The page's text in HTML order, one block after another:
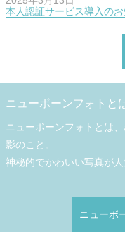
本人認証サービス導入の
ニューボーンフォトと
ニューボーンフォトとは
影のこと。
神秘的でかわいい写真が人
ニューボ